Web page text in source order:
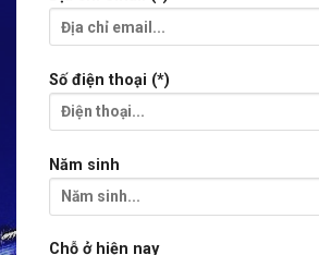
Bằng cấp cao nhất bạn có là gì?
THPT trở xuống
Cử nhân
Trên Cử nhân
Trình độ tiếng Anh/IELTS/PTE?